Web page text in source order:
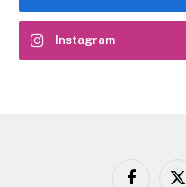
Instagram